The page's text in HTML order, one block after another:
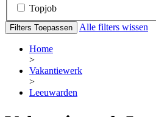
Topjob
Filters Toepassen Alle filters wissen
Home
>
Vakantiewerk
>
Leeuwarden